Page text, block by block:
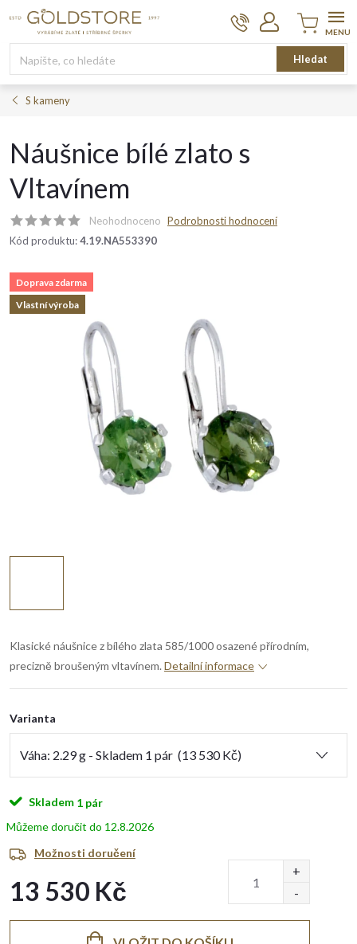
Hledat
Nákupní
košík
S kameny
Náušnice bílé zlato s
Vltavínem
Neohodnoceno Podrobnosti hodnocení
Kód produktu:4.19.NA553390
Doprava zdarma
Vlastní výroba
Klasické náušnice z bílého zlata 585/1000 osazené přírodním,
precizně broušeným vltavínem. Detailní informace
Varianta
Skladem 1 pár
12.8.2026
Možnosti doručení
13 530 Kč